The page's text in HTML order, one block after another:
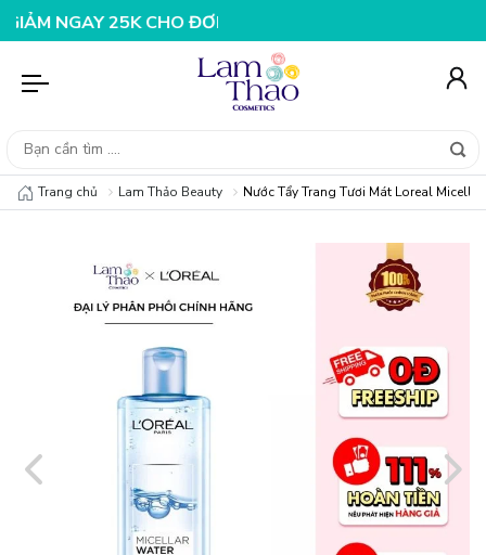
25K CHO ĐƠN HÀNG 99K
Trang chủ Lam Thảo Beauty Nước Tẩy Trang Tươi Mát Loreal